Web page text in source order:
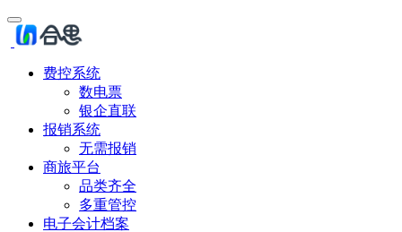
费控系统
数电票
银企直联
报销系统
无需报销
商旅平台
品类齐全
多重管控
电子会计档案